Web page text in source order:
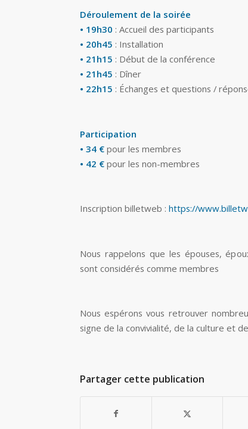
Déroulement de la soirée
• 19h30 : Accueil des participants
• 20h45 : Installation
• 21h15 : Début de la conférence
• 21h45 : Dîner
• 22h15 : Échanges et questions /
Participation
• 34 € pour les membres
• 42 € pour les non-membres
Inscription billetweb : https://
Nous rappelons que les épouses,
sont considérés comme membres
Nous espérons vous retrouver
signe de la convivialité, de la culture et
Partager cette publication